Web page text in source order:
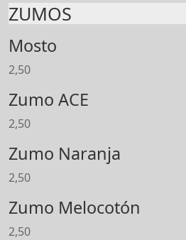
ZUMOS
Mosto
2,50
Zumo ACE
2,50
Zumo Naranja
2,50
Zumo Melocotón
2,50